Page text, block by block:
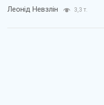
Леонід Невзлін 3,3 т.